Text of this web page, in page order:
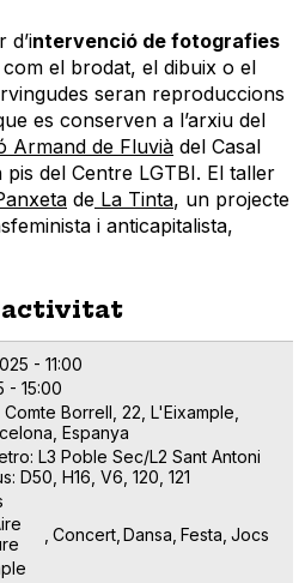
d’intervenció de fotografies
el brodat, el dibuix o el
seran reproduccions
es conserven a l’arxiu del
Armand de Fluvià del Casal
del Centre LGTBI. El taller
de La Tinta, un projecte
i anticapitalista,
- 11:00
- 15:00
Borrell, 22, L'Eixample,
Espanya
L3 Poble Sec/L2 Sant Antoni
D50, H16, V6, 120, 121
Concert Dansa Festa Jocs